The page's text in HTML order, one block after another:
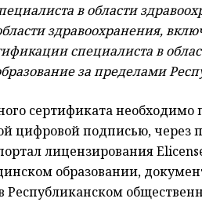
в области
здравоохранения,
специалиста в
за пределами
сертификата необходимо
цифровой подписью, через
лицензирования
образовании,
Республиканском